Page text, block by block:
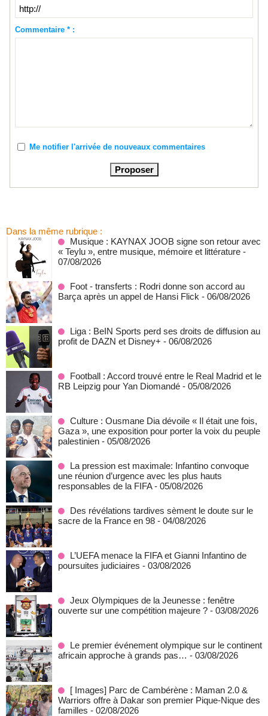
Commentaire * :
Me notifier l'arrivée de nouveaux commentaires
Dans la même rubrique :
Musique : KAYNAX JOOB signe son retour avec
« Teylu », entre musique, mémoire et littérature -
07/08/2026
Foot - transferts : Rodri donne son accord au
Barça après un appel de Hansi Flick - 06/08/2026
Liga : BeIN Sports perd ses droits de diffusion au
profit de DAZN et Disney+ - 06/08/2026
Football : Accord trouvé entre le Real Madrid et le
RB Leipzig pour Yan Diomandé - 05/08/2026
Culture : Ousmane Dia dévoile « Il était une fois,
Gaza », une exposition pour porter la voix du peuple
palestinien - 05/08/2026
La pression est maximale: Infantino convoque
une réunion d’urgence avec les plus hauts
responsables de la FIFA - 05/08/2026
Des révélations tardives sèment le doute sur le
sacre de la France en 98 - 04/08/2026
L’UEFA menace la FIFA et Gianni Infantino de
poursuites judiciaires - 03/08/2026
Jeux Olympiques de la Jeunesse : fenêtre
ouverte sur une compétition majeure ? - 03/08/2026
Le premier événement olympique sur le continent
africain approche à grands pas… - 03/08/2026
[ Images] Parc de Cambérène : Maman 2.0 &
Warriors offre à Dakar son premier Pique-Nique des
familles - 02/08/2026